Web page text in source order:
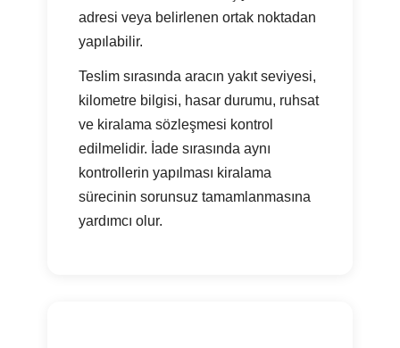
adresi veya belirlenen ortak noktadan
yapılabilir.
Teslim sırasında aracın yakıt seviyesi,
kilometre bilgisi, hasar durumu, ruhsat
ve kiralama sözleşmesi kontrol
edilmelidir. İade sırasında aynı
kontrollerin yapılması kiralama
sürecinin sorunsuz tamamlanmasına
yardımcı olur.